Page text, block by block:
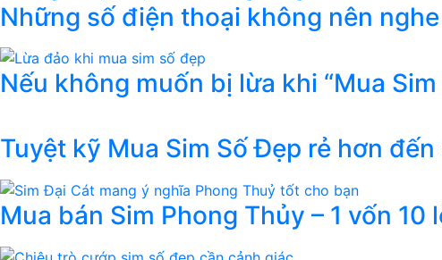
Những số điện thoại không nên
Nếu không muốn bị lừa khi “Mua
Tuyệt kỹ Mua Sim Số Đẹp rẻ hơn
Mua bán Sim Phong Thủy – 1 vốn 10